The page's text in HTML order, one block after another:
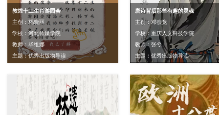
敦煌十二生肖游园会
主创：杩晓丽
学校：河北传媒学院
教师：毕维娜
主题：优秀出版物导读
唐诗背后那些有趣的灵魂
主创：邓煦竞
学校：重庆人文科技学院
教师：张兮
主题：优秀出版物导读